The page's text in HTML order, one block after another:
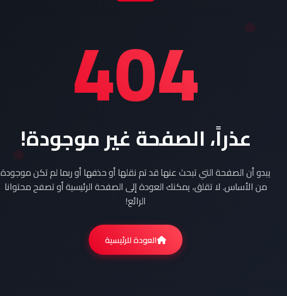
404
عذراً، الصفحة غير موجودة!
يبدو أن الصفحة التي تبحث عنها قد تم نقلها أو حذفها أو ربما لم تكن موجودة
من الأساس. لا تقلق، يمكنك العودة إلى الصفحة الرئيسية أو تصفح محتوانا
الرائع!
العودة للرئيسية